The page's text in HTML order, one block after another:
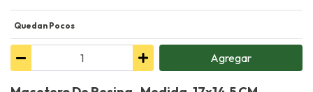
Quedan Pocos
Agregar